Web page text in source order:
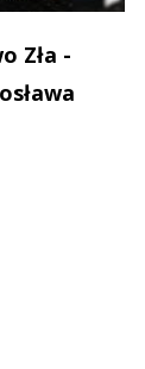
Zła -